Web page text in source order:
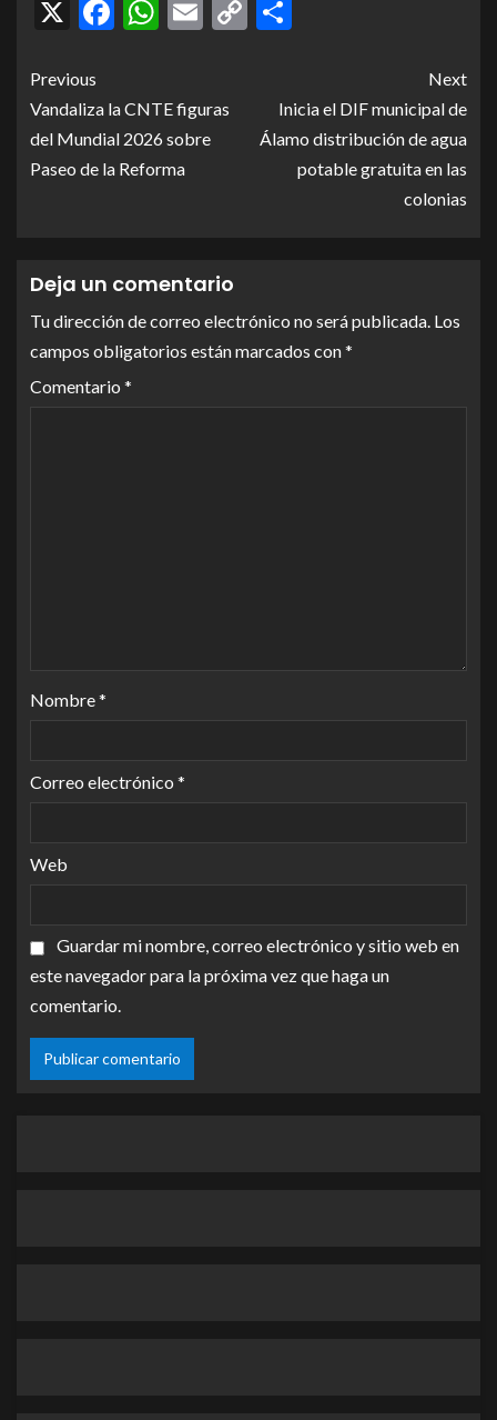
X Facebook
WhatsApp
EmailCopy
Previous
Vandaliza la CNTE figuras
del Mundial 2026 sobre
Paseo de la Reforma
Next
Inicia el DIF municipal de
Álamo distribución de agua
potable gratuita en las
colonias
Deja un comentario
Tu dirección de correo electrónico no será publicada. Los
campos obligatorios están marcados con*
Comentario *
Nombre*
Correo electrónico *
Web
Guardar mi nombre, correo electrónico y sitio web en
este navegador para la próxima vez que haga un
comentario.